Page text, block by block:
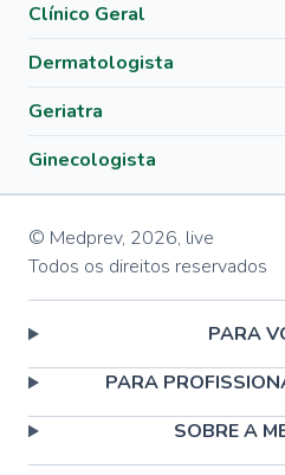
Clínico Geral
Dermatologista
Geriatra
Ginecologista
© Medprev, 2026, live
Todos os direitos reservados
PARA
PARA
SOBRE A